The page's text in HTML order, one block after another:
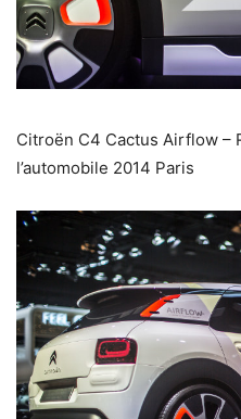
Citroën C4 Cactus Airflow –
l’automobile 2014 Paris